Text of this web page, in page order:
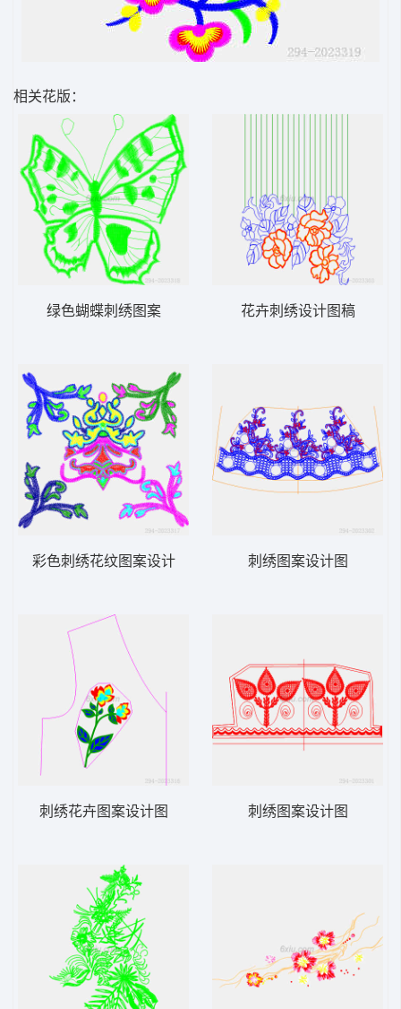
相关花版：
绿色蝴蝶刺绣图案
彩色刺绣花纹图案设计
刺绣花卉图案设计图
花卉刺绣设计图稿
刺绣图案设计图
刺绣图案设计图